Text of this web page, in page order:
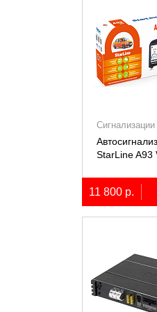
Сигнализации
автозапуском
StarLine A93
11 800 р.